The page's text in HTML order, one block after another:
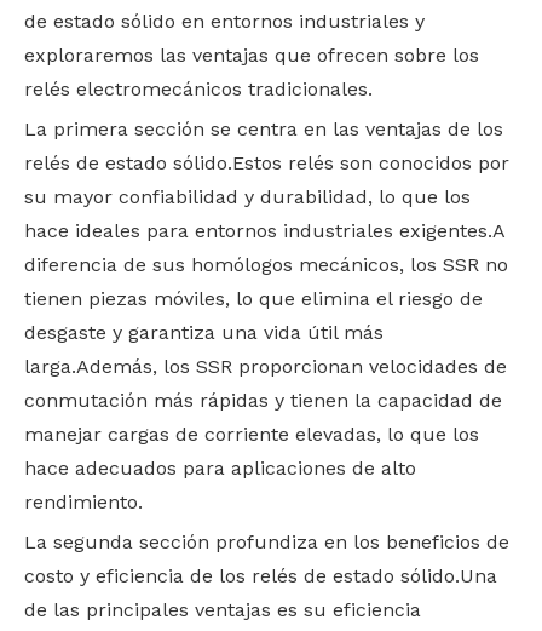
de estado sólido en entornos industriales y
exploraremos las ventajas que ofrecen sobre los
relés electromecánicos tradicionales.
La primera sección se centra en las ventajas de los
relés de estado sólido.Estos relés son conocidos por
su mayor confiabilidad y durabilidad, lo que los
hace ideales para entornos industriales exigentes.A
diferencia de sus homólogos mecánicos, los SSR no
tienen piezas móviles, lo que elimina el riesgo de
desgaste y garantiza una vida útil más
larga.Además, los SSR proporcionan velocidades de
conmutación más rápidas y tienen la capacidad de
manejar cargas de corriente elevadas, lo que los
hace adecuados para aplicaciones de alto
rendimiento.
La segunda sección profundiza en los beneficios de
costo y eficiencia de los relés de estado sólido.Una
de las principales ventajas es su eficiencia